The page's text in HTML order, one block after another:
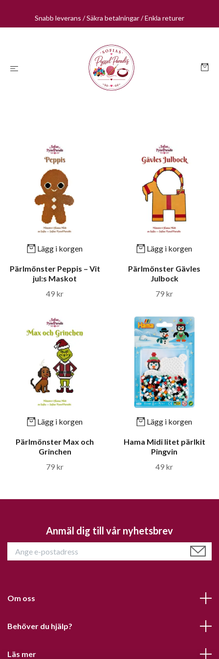
Snabb leverans / Säkra betalningar / Enkla returer
Lägg i korgen
Pärlmönster Peppis – Vit
jul:s Maskot
49 kr
Lägg i korgen
Pärlmönster Gävles
Julbock
79 kr
Lägg i korgen
Pärlmönster Max och
Grinchen
79 kr
Lägg i korgen
Hama Midi litet pärlkit
Pingvin
49 kr
Anmäl dig till vår nyhetsbrev
Om oss
Behöver du hjälp?
Läs mer